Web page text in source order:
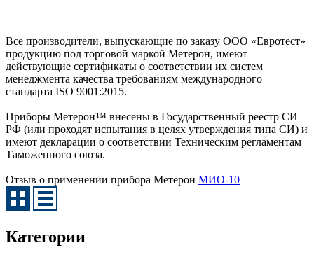
Все производители, выпускающие по заказу ООО «Евротест»
продукцию под торговой маркой Метерон, имеют
действующие сертификаты о соответствии их систем
менеджмента качества требованиям международного
стандарта ISO 9001:2015.
Приборы Метерон™ внесены в Государственный реестр СИ
РФ (или проходят испытания в целях утверждения типа СИ) и
имеют декларации о соответствии Техническим регламентам
Таможенного союза.
Отзыв о применении прибора Метерон МИО-10
Категории